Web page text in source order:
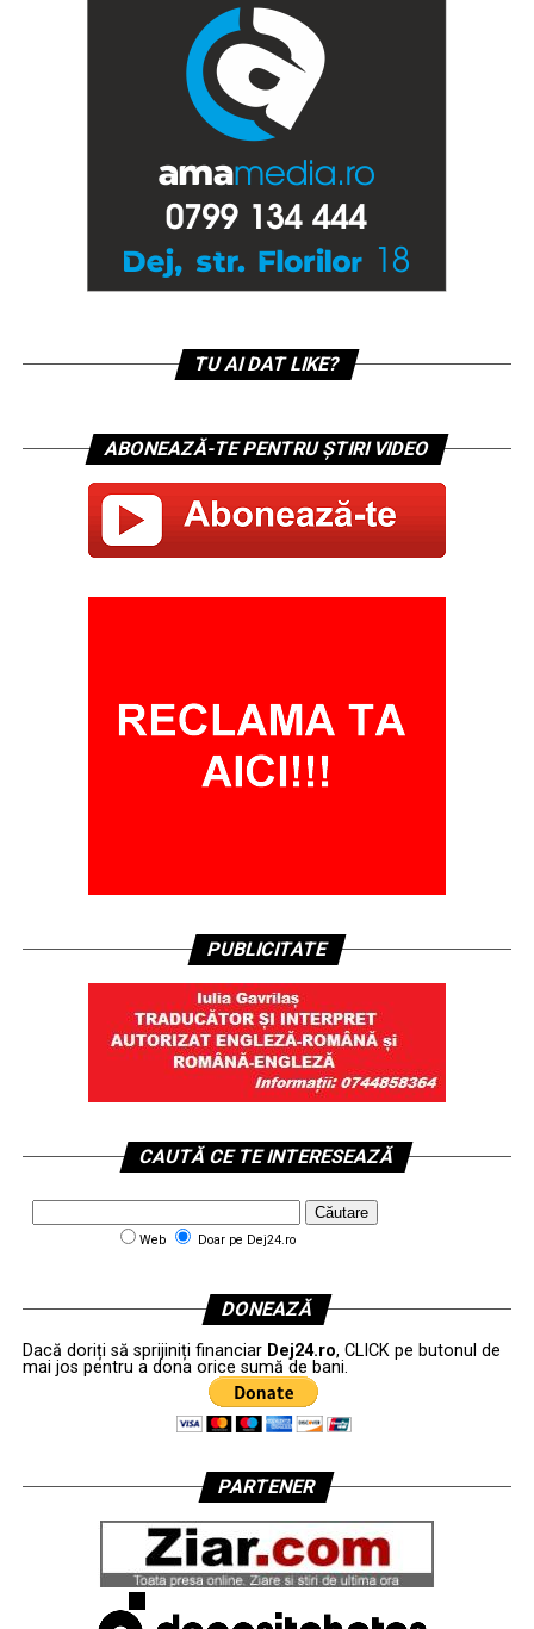
TU AI DAT LIKE?
ABONEAZĂ-TE PENTRU ȘTIRI VIDEO
PUBLICITATE
CAUTĂ CE TE INTERESEAZĂ
Web Doar pe Dej24.ro
DONEAZĂ
Dacă doriți să sprijiniți financiar Dej24.ro, CLICK pe butonul de
mai jos pentru a dona orice sumă de bani.
PARTENER